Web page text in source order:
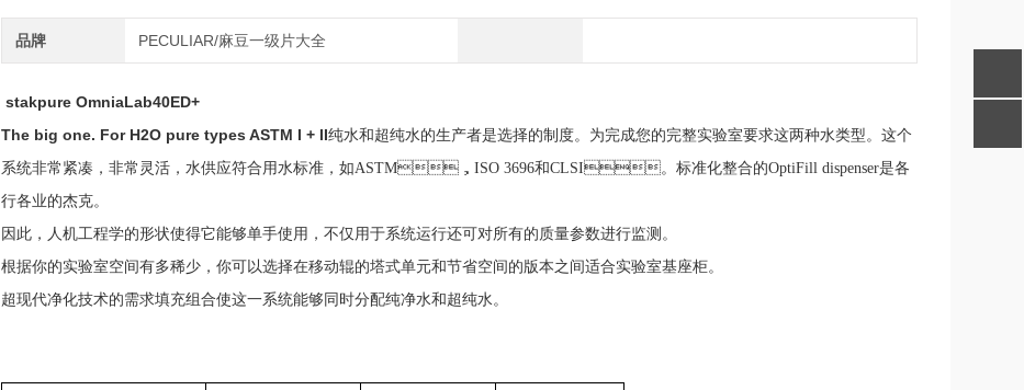
品牌 PECULIAR/麻豆一级片大全
stakpure OmniaLab40ED+
The big one. For H2O pure types ASTM I + II纯水和超纯水的生产者是选择的制度。 为完成您的完整实验室要求这两种水类型。这个
系统非常紧凑，非常 灵活，水供应符合用水标准，如ASTM，ISO 3696和CLSI。 标准化整合的OptiFill dispenser是各
行各业的杰克。
因此，人机工程学的形状使得它能够单手使用，不仅用于系统运行还可对所有的质量参数进行监测。
根据你的实验室空间有多稀少，你可以选择在移动辊的塔式单元和节省空间的版本之间适合实验室基座柜。
超现代净化技术的需求填充组合使这一系统能够同时分配纯净水和超纯水。